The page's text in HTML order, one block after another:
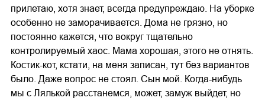
прилетаю, хотя знает, всегда предупреждаю. На уборке
особенно не заморачивается. Дома не грязно, но
постоянно кажется, что вокруг тщательно
контролируемый хаос. Мама хорошая, этого не отнять.
Костик-кот, кстати, на меня записан, тут без вариантов
было. Даже вопрос не стоял. Сын мой. Когда-нибудь
мы с Лялькой расстанемся, может, замуж выйдет, но